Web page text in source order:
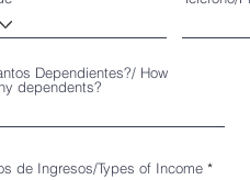
Dependientes?/ How
dependents?
de Ingresos/Types of Income *R